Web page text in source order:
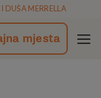
I DUŠA MERRELLA
mjesta